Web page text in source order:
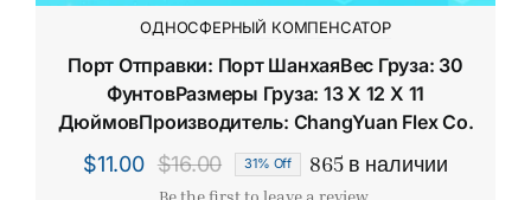
ОДНОСФЕРНЫЙ КОМПЕНСАТОР
Порт Отправки: Порт ШанхаяВес Груза: 30
ФунтовРазмеры Груза: 13 X 12 X 11
ДюймовПроизводитель: ChangYuan Flex Co.
$16.00
Первоначальная
$11.00
Текущая
31% Off 865 в наличии